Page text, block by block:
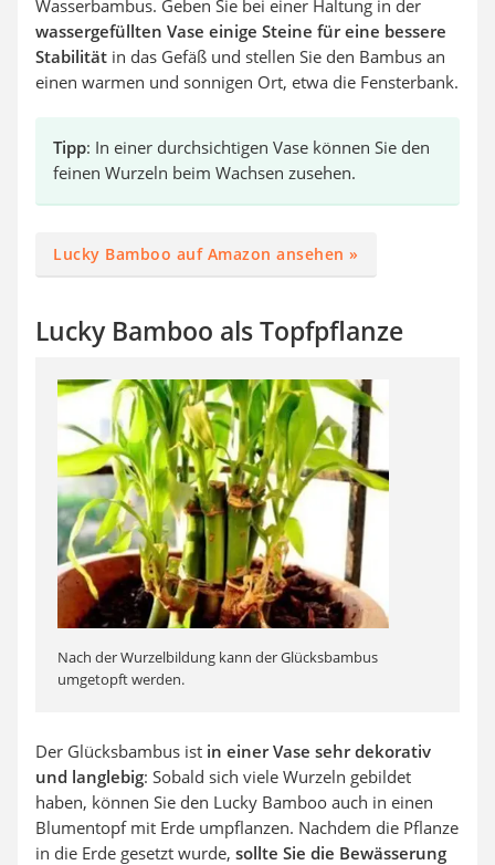
Wasserbambus. Geben Sie bei einer Haltung in der
wassergefüllten Vase einige Steine für eine bessere
Stabilität in das Gefäß und stellen Sie den Bambus an
einen warmen und sonnigen Ort, etwa die Fensterbank.
Tipp: In einer durchsichtigen Vase können Sie den
feinen Wurzeln beim Wachsen zusehen.
Lucky Bamboo auf Amazon ansehen »
Lucky Bamboo als Topfpflanze
Nach der Wurzelbildung kann der Glücksbambus
umgetopft werden.
Der Glücksbambus ist in einer Vase sehr dekorativ
und langlebig: Sobald sich viele Wurzeln gebildet
haben, können Sie den Lucky Bamboo auch in einen
Blumentopf mit Erde umpflanzen. Nachdem die Pflanze
in die Erde gesetzt wurde, sollte Sie die Bewässerung